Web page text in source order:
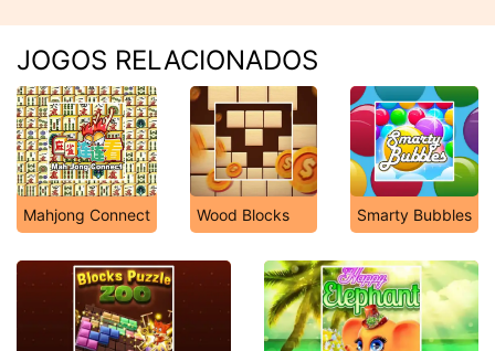
JOGOS RELACIONADOS
Mahjong Connect Wood Blocks Smarty Bubbles